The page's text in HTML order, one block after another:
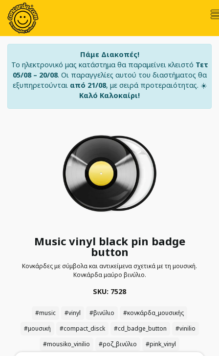
Πάμε Διακοπές!
Το ηλεκτρονικό μας κατάστημα θα παραμείνει κλειστό Τετ
05/08 – 20/08. Οι παραγγελίες αυτού του διαστήματος θα
εξυπηρετούνται από 21/08, με σειρά προτεραιότητας. ☀️
Καλό Καλοκαίρι!
Music vinyl black pin badge
button
Κονκάρδες με σύμβολα και αντικείμενα σχετικά με τη μουσική.
Κονκάρδα μαύρο βινύλιο.
SKU: 7528
#music #vinyl #βινύλιο
#κονκάρδα_μουσικής
#μουσική
#compact_disck #cd_badge_button
#vinilio
#mousiko_vinilio
#ροζ_βινύλιο #pink_vinyl